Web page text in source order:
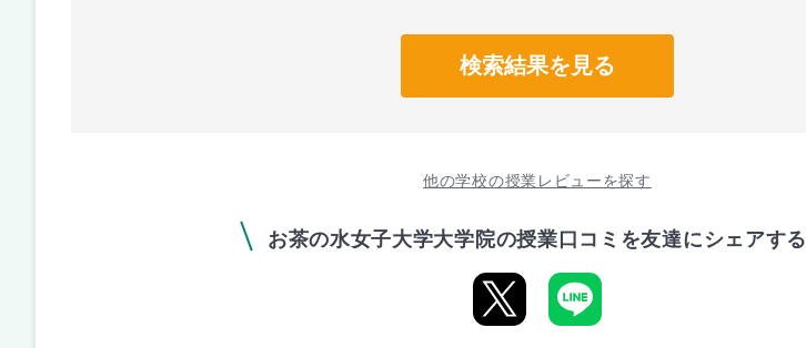
検索結果を見る
他の学校の授業レビューを探す
お茶の水女子大学大学院の授業口コミを友達にシェアする